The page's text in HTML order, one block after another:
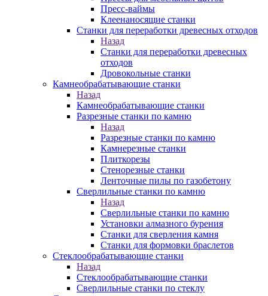
Пресс-ваймы
Клеенаносящие станки
Станки для переработки древесных отходов
Назад
Станки для переработки древесных
отходов
Дровокольные станки
Камнеобрабатывающие станки
Назад
Камнеобрабатывающие станки
Разрезные станки по камню
Назад
Разрезные станки по камню
Камнерезные станки
Плиткорезы
Стенорезные станки
Ленточные пилы по газобетону
Сверлильные станки по камню
Назад
Сверлильные станки по камню
Установки алмазного бурения
Станки для сверления камня
Станки для формовки браслетов
Стеклообрабатывающие станки
Назад
Стеклообрабатывающие станки
Сверлильные станки по стеклу